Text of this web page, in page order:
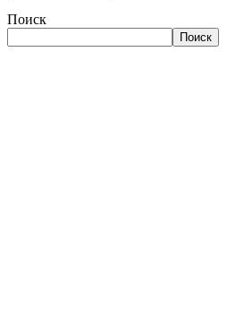
Поиск
Поиск